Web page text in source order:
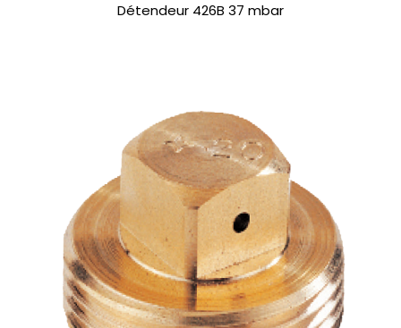
Détendeur 426B 37 mbar